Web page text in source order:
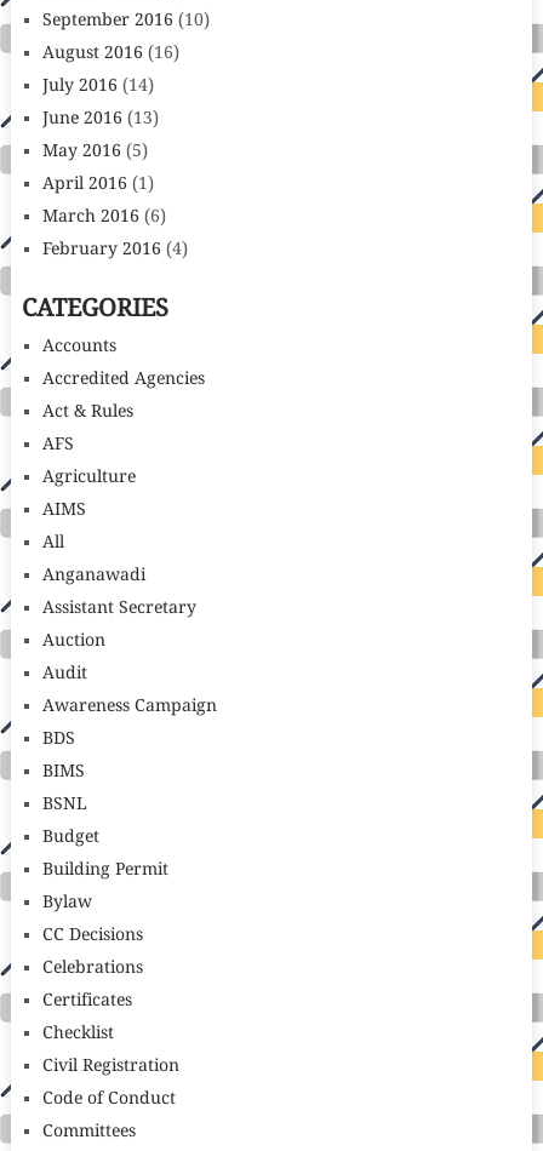
September 2016 (10)
August 2016 (16)
July 2016 (14)
June 2016 (13)
May 2016 (5)
April 2016 (1)
March 2016 (6)
February 2016 (4)
CATEGORIES
Accounts
Accredited Agencies
Act & Rules
AFS
Agriculture
AIMS
All
Anganawadi
Assistant Secretary
Auction
Audit
Awareness Campaign
BDS
BIMS
BSNL
Budget
Building Permit
Bylaw
CC Decisions
Celebrations
Certificates
Checklist
Civil Registration
Code of Conduct
Committees